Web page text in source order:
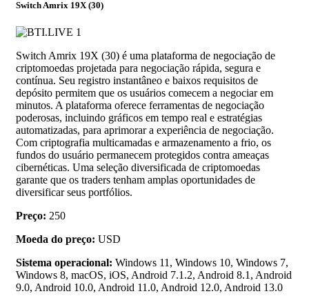
Switch Amrix 19X (30)
Switch Amrix 19X (30) é uma plataforma de negociação de
criptomoedas projetada para negociação rápida, segura e
contínua. Seu registro instantâneo e baixos requisitos de
depósito permitem que os usuários comecem a negociar em
minutos. A plataforma oferece ferramentas de negociação
poderosas, incluindo gráficos em tempo real e estratégias
automatizadas, para aprimorar a experiência de negociação.
Com criptografia multicamadas e armazenamento a frio, os
fundos do usuário permanecem protegidos contra ameaças
cibernéticas. Uma seleção diversificada de criptomoedas
garante que os traders tenham amplas oportunidades de
diversificar seus portfólios.
Preço: 250
Moeda do preço: USD
Sistema operacional: Windows 11, Windows 10, Windows 7,
Windows 8, macOS, iOS, Android 7.1.2, Android 8.1, Android
9.0, Android 10.0, Android 11.0, Android 12.0, Android 13.0